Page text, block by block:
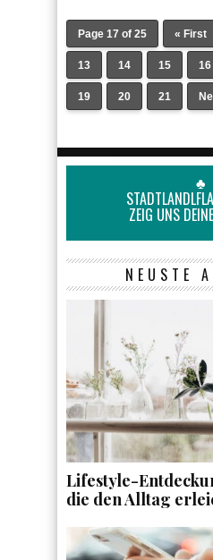
Page 17 of 25 « First
13 14 15 16
19 20 21
♣
ZEIG UNS
NEUSTE
Lifestyle-
die den Alltag